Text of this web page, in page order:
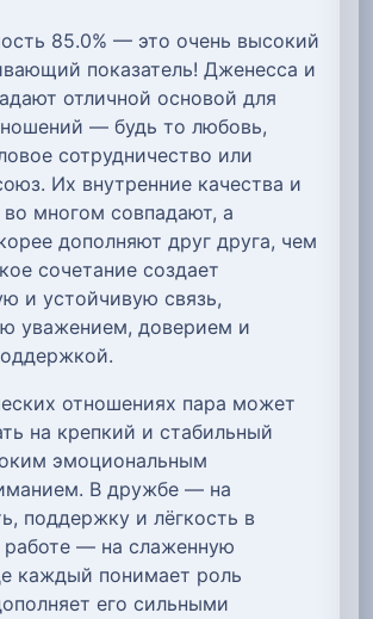
85.0% — это очень высокий
показатель! Дженесса и
отличной основой для
— будь то любовь,
сотрудничество или
Их внутренние качества и
во многом совпадают, а
дополняют друг друга, чем
сочетание создает
и устойчивую связь,
уважением, доверием и
отношениях пара может
на крепкий и стабильный
эмоциональным
В дружбе — на
поддержку и лёгкость в
— на слаженную
каждый понимает роль
его сильными